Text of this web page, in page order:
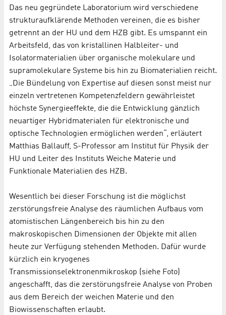
Das neu gegründete Laboratorium wird verschiedene
strukturaufklärende Methoden vereinen, die es bisher
getrennt an der HU und dem HZB gibt. Es umspannt ein
Arbeitsfeld, das von kristallinen Halbleiter- und
Isolatormaterialien über organische molekulare und
supramolekulare Systeme bis hin zu Biomaterialien reicht.
„Die Bündelung von Expertise auf diesen sonst meist nur
einzeln vertretenen Kompetenzfeldern gewährleistet
höchste Synergieeffekte, die die Entwicklung gänzlich
neuartiger Hybridmaterialen für elektronische und
optische Technologien ermöglichen werden“, erläutert
Matthias Ballauff, S-Professor am Institut für Physik der
HU und Leiter des Instituts Weiche Materie und
Funktionale Materialien des HZB.
Wesentlich bei dieser Forschung ist die möglichst
zerstörungsfreie Analyse des räumlichen Aufbaus vom
atomistischen Längenbereich bis hin zu den
makroskopischen Dimensionen der Objekte mit allen
heute zur Verfügung stehenden Methoden. Dafür wurde
kürzlich ein kryogenes
Transmissionselektronenmikroskop (siehe Foto)
angeschafft, das die zerstörungsfreie Analyse von Proben
aus dem Bereich der weichen Materie und den
Biowissenschaften erlaubt.